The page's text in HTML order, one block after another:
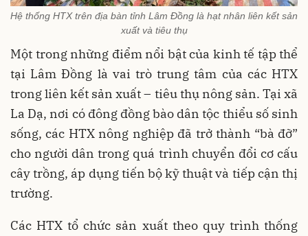
Hệ thống HTX trên địa bàn tỉnh Lâm Đồng là hạt nhân liên kết sản
xuất và tiêu thụ
Một trong những điểm nổi bật của kinh tế tập thể
tại Lâm Đồng là vai trò trung tâm của các HTX
trong liên kết sản xuất – tiêu thụ nông sản. Tại xã
La Dạ, nơi có đông đồng bào dân tộc thiểu số sinh
sống, các HTX nông nghiệp đã trở thành “bà đỡ”
cho người dân trong quá trình chuyển đổi cơ cấu
cây trồng, áp dụng tiến bộ kỹ thuật và tiếp cận thị
trường.
Các HTX tổ chức sản xuất theo quy trình thống